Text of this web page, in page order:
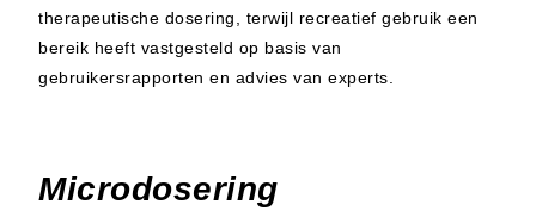
therapeutische dosering, terwijl recreatief gebruik een
bereik heeft vastgesteld op basis van
gebruikersrapporten en advies van experts.
Microdosering